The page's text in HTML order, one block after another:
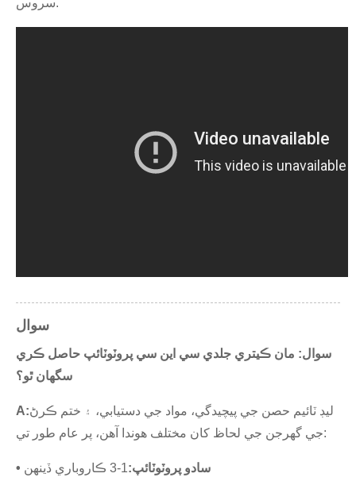
سوال
سوال: مان ڪيتري جلدي سي اين سي پروٽوٽائپ حاصل ڪري
سگهان ٿو؟
A:ليڊ ٽائيم حصن جي پيچيدگي، مواد جي دستيابي، ۽ ختم ڪرڻ
جي گهرجن جي لحاظ کان مختلف هوندا آهن، پر عام طور تي:
• سادو پروٽوٽائپ:1-3 ڪاروباري ڏينهن